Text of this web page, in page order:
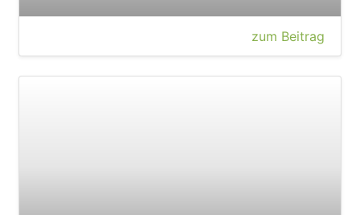
zum Beitrag